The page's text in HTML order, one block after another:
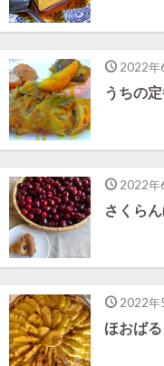
2022年
うちの
2022年
さくら
2022年
ほおば